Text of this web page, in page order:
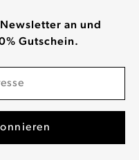
an und
Gutschein.